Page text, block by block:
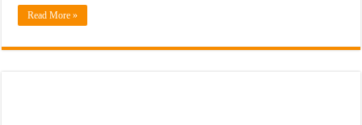
Read More »